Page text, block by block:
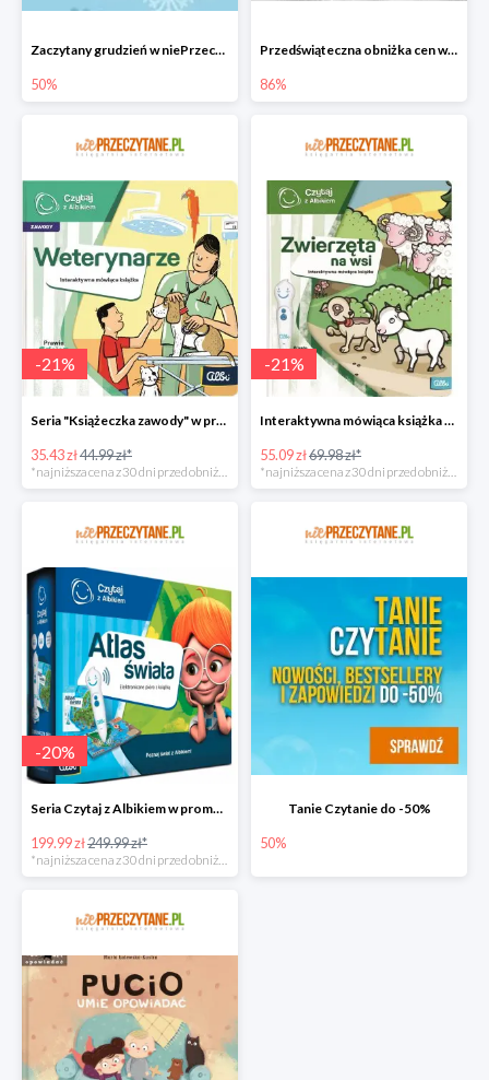
Zaczytany grudzień w niePrzeczytane.pl do -50%
50%
Przedświąteczna obniżka cen w niePrzeczytane.pl do -86%
86%
-21%
Seria "Książeczka zawody" w promocji
35.43 zł44.99 zł*
*najniższa cena z 30 dni przed obniżką
-21%
Interaktywna mówiąca książka taniej!
55.09 zł69.98 zł*
*najniższa cena z 30 dni przed obniżką
-20%
Seria Czytaj z Albikiem w promocji
199.99 zł249.99 zł*
Tanie Czytanie do -50%
50%